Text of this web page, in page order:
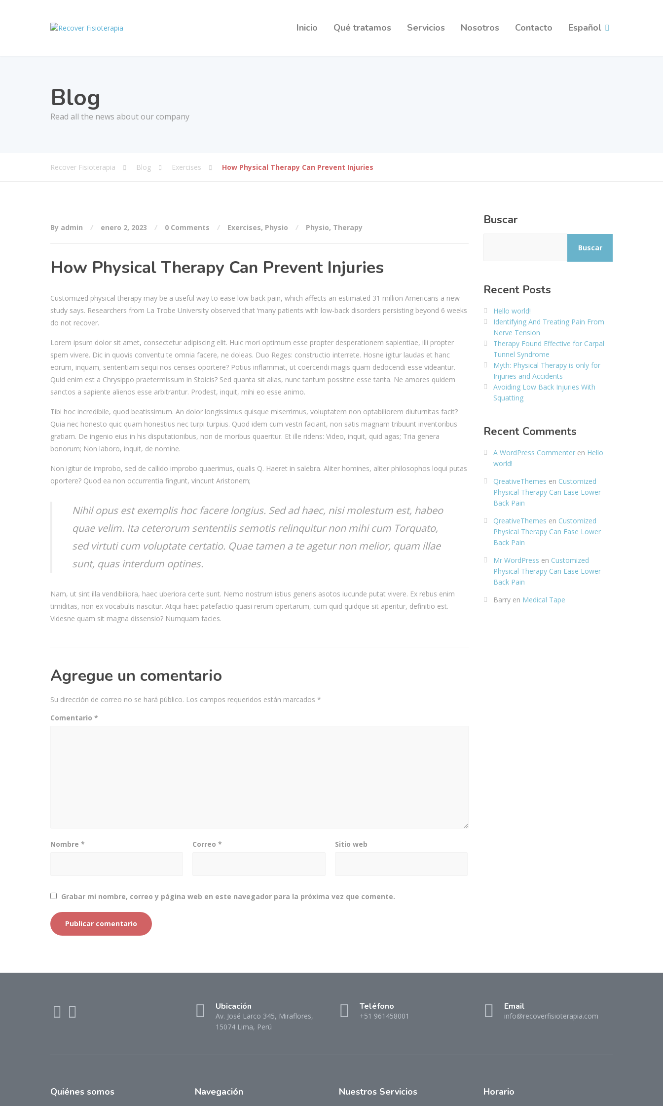
Inicio Qué tratamos Servicios Nosotros Contacto Español
Blog
Read all the news about our company
Recover Fisioterapia Blog Exercises How Physical Therapy Can Prevent Injuries
By admin enero 2, 2023 0 Comments Exercises, Physio Physio, Therapy
How Physical Therapy Can Prevent Injuries
Customized physical therapy may be a useful way to ease low back pain, which affects an estimated 31 million Americans a new
study says. Researchers from La Trobe University observed that ‘many patients with low-back disorders persisting beyond 6 weeks
do not recover.
Lorem ipsum dolor sit amet, consectetur adipiscing elit. Huic mori optimum esse propter desperationem sapientiae, illi propter
spem vivere. Dic in quovis conventu te omnia facere, ne doleas. Duo Reges: constructio interrete. Hosne igitur laudas et hanc
eorum, inquam, sententiam sequi nos censes oportere? Potius inflammat, ut coercendi magis quam dedocendi esse videantur.
Quid enim est a Chrysippo praetermissum in Stoicis? Sed quanta sit alias, nunc tantum possitne esse tanta. Ne amores quidem
sanctos a sapiente alienos esse arbitrantur. Prodest, inquit, mihi eo esse animo.
Tibi hoc incredibile, quod beatissimum. An dolor longissimus quisque miserrimus, voluptatem non optabiliorem diuturnitas facit?
Quia nec honesto quic quam honestius nec turpi turpius. Quod idem cum vestri faciant, non satis magnam tribuunt inventoribus
gratiam. De ingenio eius in his disputationibus, non de moribus quaeritur. Et ille ridens: Video, inquit, quid agas; Tria genera
bonorum; Non laboro, inquit, de nomine.
Non igitur de improbo, sed de callido improbo quaerimus, qualis Q. Haeret in salebra. Aliter homines, aliter philosophos loqui putas
oportere? Quod ea non occurrentia fingunt, vincunt Aristonem;
Nihil opus est exemplis hoc facere longius. Sed ad haec, nisi molestum est, habeo
quae velim. Ita ceterorum sententiis semotis relinquitur non mihi cum Torquato,
sed virtuti cum voluptate certatio. Quae tamen a te agetur non melior, quam illae
sunt, quas interdum optines.
Nam, ut sint illa vendibiliora, haec uberiora certe sunt. Nemo nostrum istius generis asotos iucunde putat vivere. Ex rebus enim
timiditas, non ex vocabulis nascitur. Atqui haec patefactio quasi rerum opertarum, cum quid quidque sit aperitur, definitio est.
Videsne quam sit magna dissensio? Numquam facies.
Agregue un comentario
Su dirección de correo no se hará público. Los campos requeridos están marcados *
Comentario *
Nombre * Correo* Sitio web
Grabar mi nombre, correo y página web en este navegador para la próxima vez que comente.
Buscar
Buscar
Recent Posts
Hello world!
Identifying And Treating Pain From
Nerve Tension
Therapy Found Effective for Carpal
Tunnel Syndrome
Myth: Physical Therapy is only for
Injuries and Accidents
Avoiding Low Back Injuries With
Squatting
Recent Comments
A WordPress Commenteren Hello
world!
QreativeThemes en Customized
Physical Therapy Can Ease Lower
Back Pain
QreativeThemes en Customized
Physical Therapy Can Ease Lower
Back Pain
Mr WordPress en Customized
Physical Therapy Can Ease Lower
Back Pain
Barryen Medical Tape
Ubicación
Av. José Larco 345, Miraflores,
15074 Lima, Perú
Teléfono
+51 961458001
Email
info@recoverfisioterapia.com
Quiénes somos Navegación Nuestros Servicios Horario